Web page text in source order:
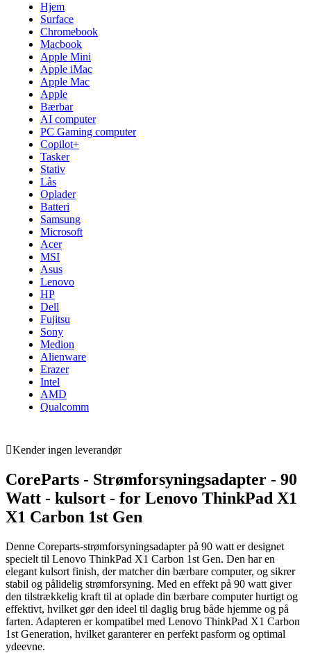
Hjem
Surface
Chromebook
Macbook
Apple Mini
Apple iMac
Apple Mac
Apple
Bærbar
AI computer
PC Gaming computer
Copilot+
Tasker
Stativ
Lås
Oplader
Batteri
Samsung
Microsoft
Acer
MSI
Asus
Lenovo
HP
Dell
Fujitsu
Sony
Medion
Alienware
Erazer
Intel
AMD
Qualcomm
Kender ingen leverandør
CoreParts - Strømforsyningsadapter - 90
Watt - kulsort - for Lenovo ThinkPad X1
X1 Carbon 1st Gen
Denne Coreparts-strømforsyningsadapter på 90 watt er designet
specielt til Lenovo ThinkPad X1 Carbon 1st Gen. Den har en
elegant kulsort finish, der matcher din bærbare computer, og sikrer
stabil og pålidelig strømforsyning. Med en effekt på 90 watt giver
den tilstrækkelig kraft til at oplade din bærbare computer hurtigt og
effektivt, hvilket gør den ideel til daglig brug både hjemme og på
farten. Adapteren er kompatibel med Lenovo ThinkPad X1 Carbon
1st Generation, hvilket garanterer en perfekt pasform og optimal
ydeevne.